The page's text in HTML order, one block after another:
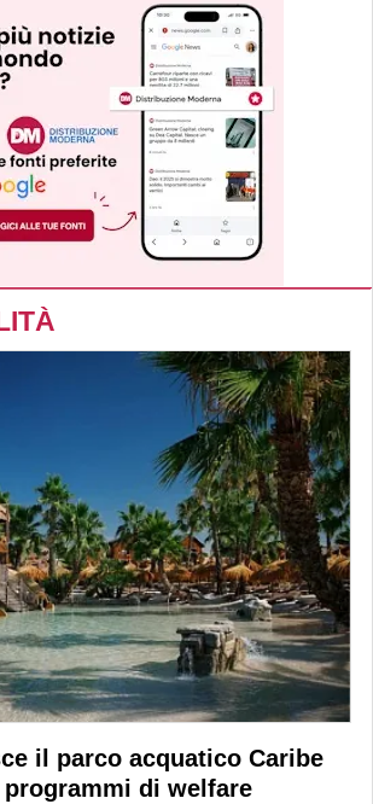
il parco acquatico Caribe
di welfare